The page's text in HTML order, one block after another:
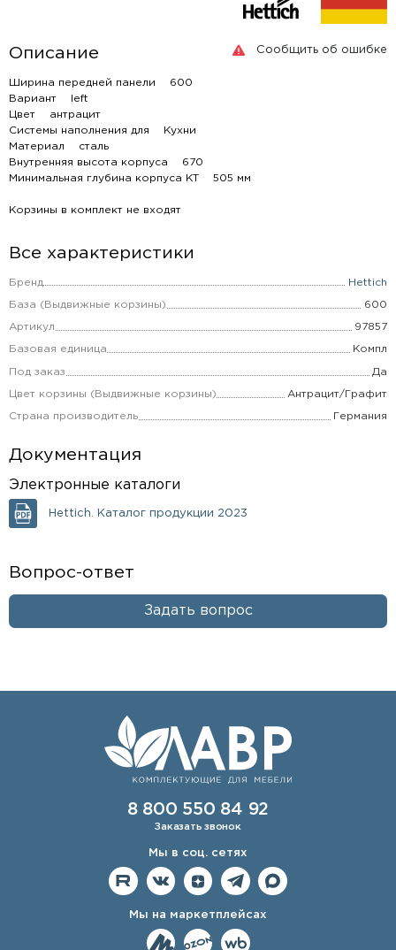
Сообщить об ошибке
Описание
Ширина передней панели 600
Вариант left
Цвет антрацит
Системы наполнения для Кухни
Материал сталь
Внутренняя высота корпуса 670
Минимальная глубина корпуса KT 505 мм
Корзины в комплект не входят
Все характеристики
Бренд Hettich
База (Выдвижные корзины) 600
Артикул 97857
Базовая единица Компл
Под заказ Да
Цвет корзины (Выдвижные корзины) Антрацит/Графит
Страна производитель Германия
Документация
Электронные каталоги
Hettich. Каталог продукции 2023
Вопрос-ответ
Задать вопрос
8 800 550 84 92
Заказать звонок
Мы в соц. сетях
Мы на маркетплейсах